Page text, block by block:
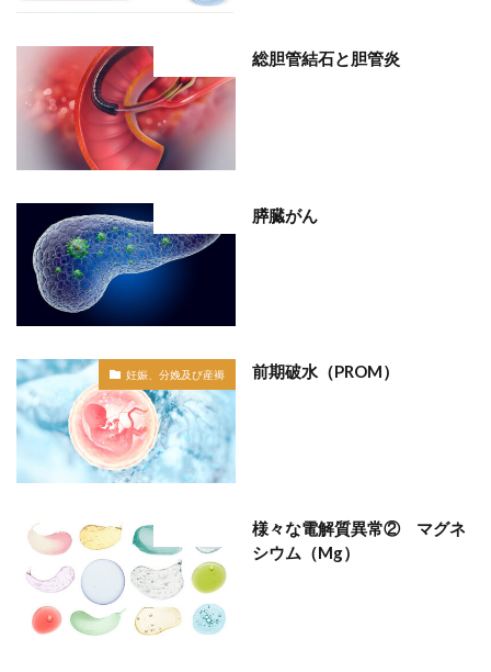
総胆管結石と胆管炎
膵臓がん
妊娠、分娩及び産褥 前期破水（PROM）
様々な電解質異常② マグネ
シウム（Mg）